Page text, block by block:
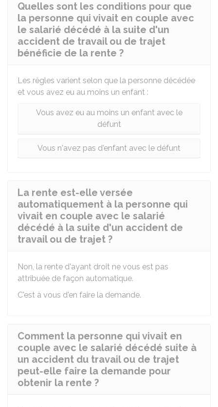
Quelles sont les conditions pour que
la personne qui vivait en couple avec
le salarié décédé à la suite d'un
accident de travail ou de trajet
bénéficie de la rente ?
Les règles varient selon que la personne décédée
et vous avez eu au moins un enfant :
Vous avez eu au moins un enfant avec le
défunt
Vous n'avez pas d'enfant avec le défunt
La rente est-elle versée
automatiquement à la personne qui
vivait en couple avec le salarié
décédé à la suite d'un accident de
travail ou de trajet ?
Non, la rente d'ayant droit ne vous est pas
attribuée de façon automatique.
C'est à vous d'en faire la demande.
Comment la personne qui vivait en
couple avec le salarié décédé suite à
un accident du travail ou de trajet
peut-elle faire la demande pour
obtenir la rente ?